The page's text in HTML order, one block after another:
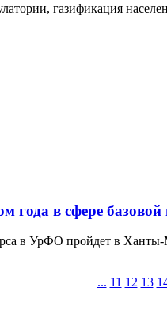
газификация
года в сфере
в УрФО пройдет в Ханты-
... 11 12 13